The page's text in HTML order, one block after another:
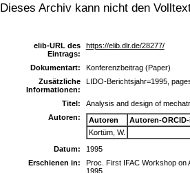
Dieses Archiv kann nicht den
elib-URL des
Eintrags:
https://elib.dlr.de/28277/
Dokumentart:
Konferenzbeitrag (Paper)
Zusätzliche
Informationen:
LIDO-Berichtsjahr=1995,
Titel:
Analysis and design of
Autoren:
Autoren
Autoren-
Kortüm, W.
Datum:
1995
Erschienen in:
Proc. First IFAC Workshop on
1995